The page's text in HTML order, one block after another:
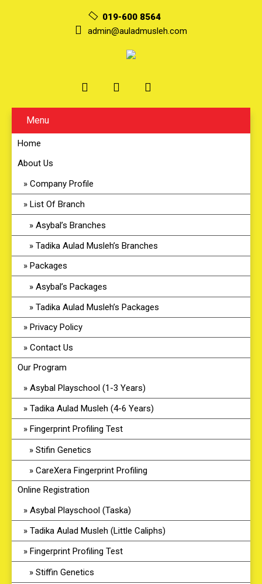
019-600 8564
admin@auladmusleh.com
Menu
Home
About Us
Company Profile
List Of Branch
Asybal’s Branches
Tadika Aulad Musleh’s Branches
Packages
Asybal’s Packages
Tadika Aulad Musleh’s Packages
Privacy Policy
Contact Us
Our Program
Asybal Playschool (1-3 Years)
Tadika Aulad Musleh (4-6 Years)
Fingerprint Profiling Test
Stifin Genetics
CareXera Fingerprint Profiling
Online Registration
Asybal Playschool (Taska)
Tadika Aulad Musleh (Little Caliphs)
Fingerprint Profiling Test
Stiffin Genetics